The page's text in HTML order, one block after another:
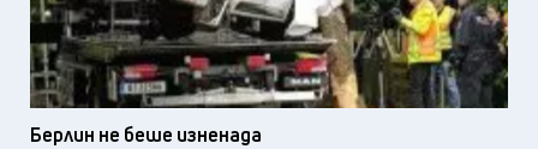
Берлин не беше изненада